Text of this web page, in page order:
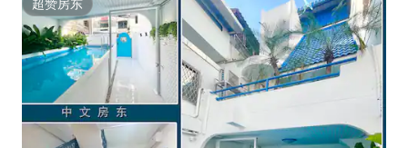
超赞房东
超赞房东